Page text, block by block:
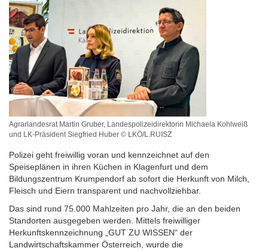
Agrarlandesrat Martin Gruber, Landespolizeidirektorin Michaela Kohlweiß
und LK-Präsident Siegfried Huber © LKÖ/L.RUISZ
Polizei geht freiwillig voran und kennzeichnet auf den
Speiseplänen in ihren Küchen in Klagenfurt und dem
Bildungszentrum Krumpendorf ab sofort die Herkunft von Milch,
Fleisch und Eiern transparent und nachvollziehbar.
Das sind rund 75.000 Mahlzeiten pro Jahr, die an den beiden
Standorten ausgegeben werden. Mittels freiwilliger
Herkunftskennzeichnung „GUT ZU WISSEN“ der
Landwirtschaftskammer Österreich, wurde die